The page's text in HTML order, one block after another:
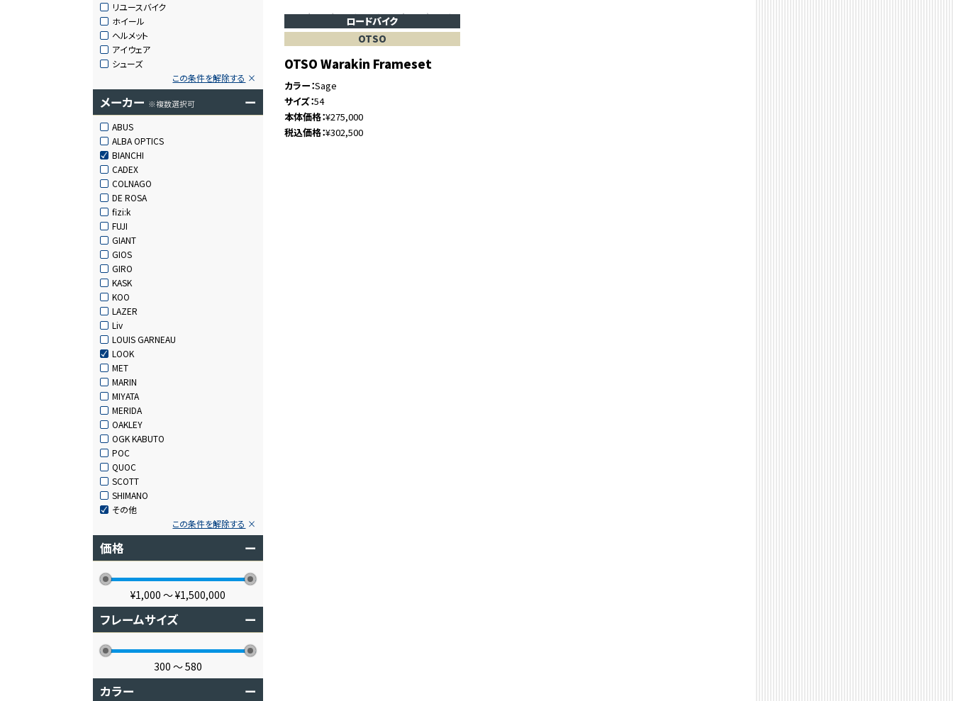
リユースバイク
ホイール
ヘルメット
アイウェア
シューズ
この条件を解除する
メーカー ※複数選択可 ー
ABUS
ALBA OPTICS
BIANCHI
CADEX
COLNAGO
DE ROSA
fizi:k
FUJI
GIANT
GIOS
GIRO
KASK
KOO
LAZER
Liv
LOUIS GARNEAU
LOOK
MET
MARIN
MIYATA
MERIDA
OAKLEY
OGK KABUTO
POC
QUOC
SCOTT
SHIMANO
その他
この条件を解除する
価格 ー
¥1,000 〜¥1,500,000
フレームサイズ ー
300 〜580
カラー ー
ロードバイク
OTSO
OTSO Warakin Frameset
カラー Sage
サイズ 54
本体価格 ¥275,000
税込価格 ¥302,500